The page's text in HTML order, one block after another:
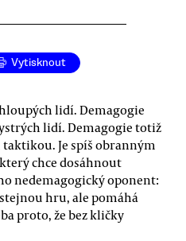
Vytisknout
lidí. Demagogie
lidí. Demagogie totiž
Je spíš obranným
chce dosáhnout
nedemagogický oponent:
hru, ale pomáhá
proto, že bez kličky